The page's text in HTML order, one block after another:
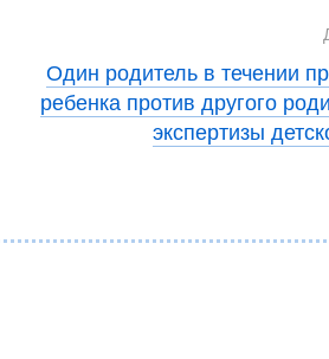
Один родитель в течении
ребенка против другого
экспертизы